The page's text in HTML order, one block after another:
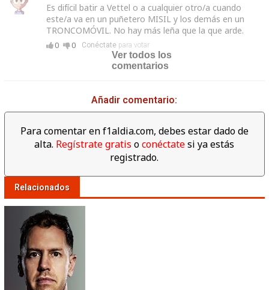
Es difícil batir a Vettel o a cualquier otro/a cuando
este/a va en un puñetero MISIL y los demás en un
TRONCOMÓVIL. No hay más leña que la que arde.
0 0 Conéctatepara votar
Ver todos los
comentarios
Añadir comentario:
Para comentar en f1aldia.com, debes estar dado de
alta. Regístrate gratis oconéctatesi ya estás
registrado.
Relacionados